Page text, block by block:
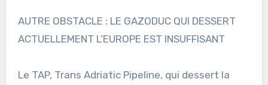
AUTRE OBSTACLE : LE GAZODUC QUI DESSERT
ACTUELLEMENT L’EUROPE EST INSUFFISANT
Le TAP, Trans Adriatic Pipeline, qui dessert la